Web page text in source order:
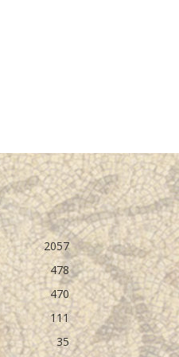
2057
478
470
111
35